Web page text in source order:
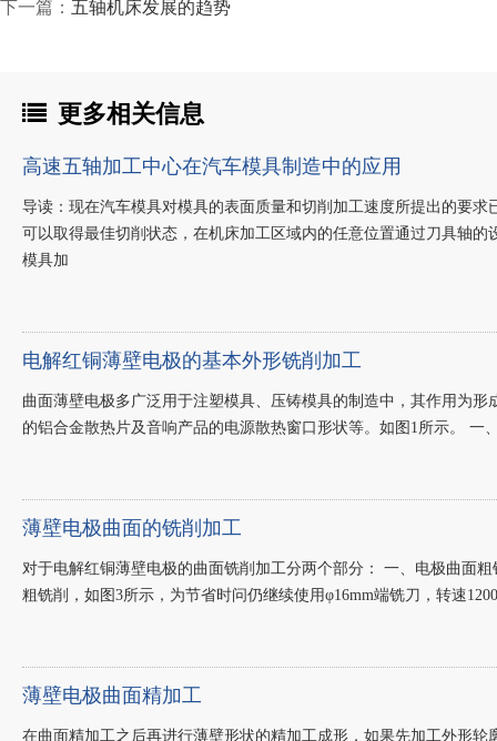
下一篇： 五轴机床发展的趋势
更多相关信息
高速五轴加工中心在汽车模具制造中的应用
导读：现在汽车模具对模具的表面质量和切削加工速度所提出的要
可以取得最佳切削状态，在机床加工区域内的任意位置通过刀具轴
模具加
电解红铜薄壁电极的基本外形铣削加工
曲面薄壁电极多广泛用于注塑模具、压铸模具的制造中，其作用为
的铝合金散热片及音响产品的电源散热窗口形状等。如图1所示。 一
薄壁电极曲面的铣削加工
对于电解红铜薄壁电极的曲面铣削加工分两个部分： 一、电极曲面
粗铣削，如图3所示，为节省时问仍继续使用φ16mm端铣刀，转速
薄壁电极曲面精加工
在曲面精加工之后再进行薄壁形状的精加工成形，如果先加工外形